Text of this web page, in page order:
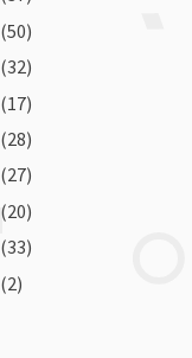
(50)
(32)
(17)
(28)
(27)
(20)
(33)
(2)